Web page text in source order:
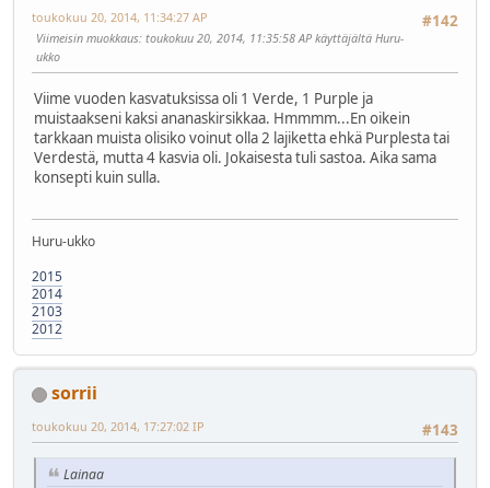
#142
toukokuu 20, 2014, 11:34:27 AP
Viimeisin muokkaus: toukokuu 20, 2014, 11:35:58 AP käyttäjältä Huru-
ukko
Viime vuoden kasvatuksissa oli 1 Verde, 1 Purple ja
muistaakseni kaksi ananaskirsikkaa. Hmmmm...En oikein
tarkkaan muista olisiko voinut olla 2 lajiketta ehkä Purplesta tai
Verdestä, mutta 4 kasvia oli. Jokaisesta tuli sastoa. Aika sama
konsepti kuin sulla.
Huru-ukko
2015
2014
2103
2012
sorrii
#143
toukokuu 20, 2014, 17:27:02 IP
Lainaa